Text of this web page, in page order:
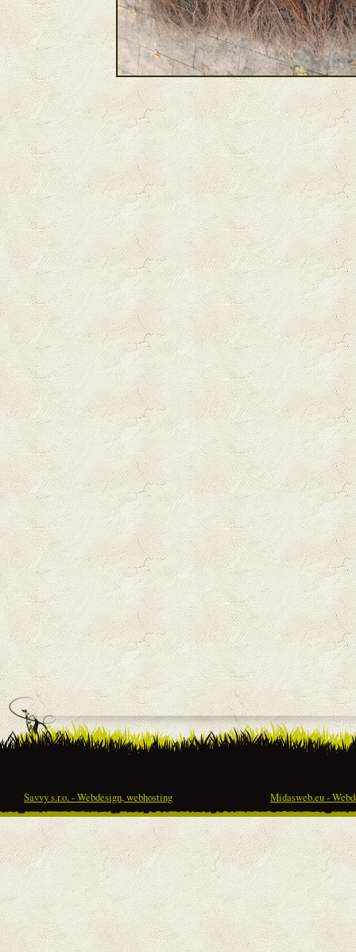
Savvy s.r.o. - Webdesign, webhosting Midasweb.eu -